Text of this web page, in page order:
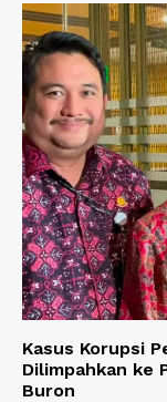
Kasus Korupsi
Dilimpahkan ke
Buron